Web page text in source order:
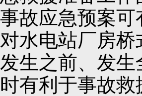
事故应急预案
对水电站厂房
发生之前、发
时有利于事故